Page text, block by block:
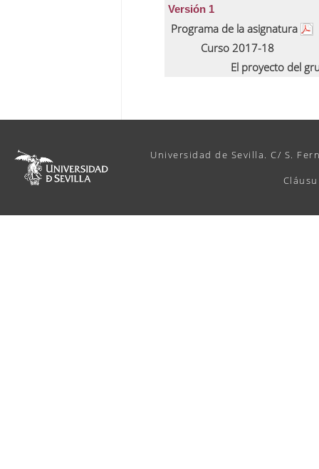
Versión 1
Programa de la asignatura
Curso 2017-18
El proyecto del
Universidad de Sevilla. C/ S.